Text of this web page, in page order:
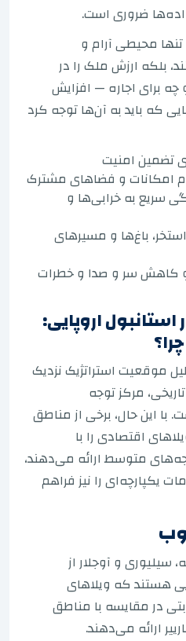
ضروری است.
محیطی آرام و
بلکه ارزش ملک را در
برای اجاره — افزایش
که باید به آن‌ها توجه کرد
امکانات و فضاهای مشترک
سریع به خرابی‌ها و
باغ‌ها و مسیرهای
کاهش سر و صدا و خطرات
اروپایی:
موقعیت استراتژیک نزدیک
مرکز توجه
با این حال، برخی از مناطق
اقتصادی را با
متوسط ارائه می‌دهند،
یکپارچه‌ای را نیز فراهم
و آوجلار از
هستند که ویلاهای
در مقایسه با مناطق
ارائه می‌دهند.